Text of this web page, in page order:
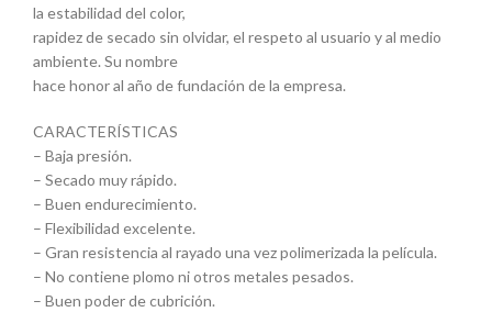
la estabilidad del color,
rapidez de secado sin olvidar, el respeto al usuario y al medio
ambiente. Su nombre
hace honor al año de fundación de la empresa.
CARACTERÍSTICAS
– Baja presión.
– Secado muy rápido.
– Buen endurecimiento.
– Flexibilidad excelente.
– Gran resistencia al rayado una vez polimerizada la película.
– No contiene plomo ni otros metales pesados.
– Buen poder de cubrición.